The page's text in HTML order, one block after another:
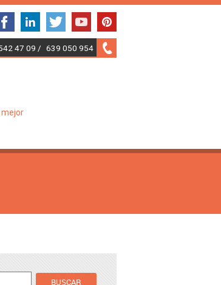
47 09 / 639 050 954
mejor